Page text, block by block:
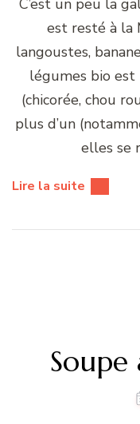
C’est un peu la
est resté à la
langoustes,
légumes bio est
(chicorée, chou
plus d’un
elles se
Lire la suite